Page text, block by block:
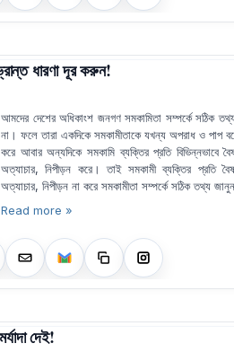
ধারণা দূর করুন!
আমদের দেশের অধিকাংশ জনগণ সমকামিতা সম্পর্কে সঠিক
না। ফলে তারা একদিকে সমকামীতাকে যখন্য অপরাধ ও পাপ
করে আবার অন্যদিকে সমকামি ব্যক্তির প্রতি বিভিন্নভাবে
অত্যাচার, নিপীড়ন করে। তাই সমকামী ব্যক্তির প্রতি
অত্যাচার, নিপীড়ন না করে সমকামীতা সম্পর্কে সঠিক তথ্য
Read more »
দেই!